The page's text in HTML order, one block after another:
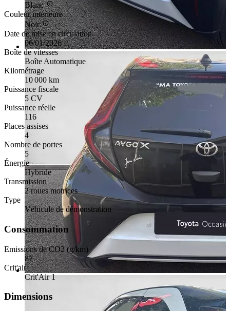
Blanc
Couleur intérieure
Noir
Date de mise en circulation
06/01/2026
Boîte de vitesses
Boîte Automatique
Kilométrage
10 000 km
Puissance fiscale
5 CV
Puissance réelle
116
Places assises
4
Nombre de portes
5
Énergie
Hybride
Transmission
2 roues motrices
Type
Véhicule de démonstration
Consommation
Emissions de CO2 (g/km)
87
Crit'air
Crit'Air 1
Dimensions